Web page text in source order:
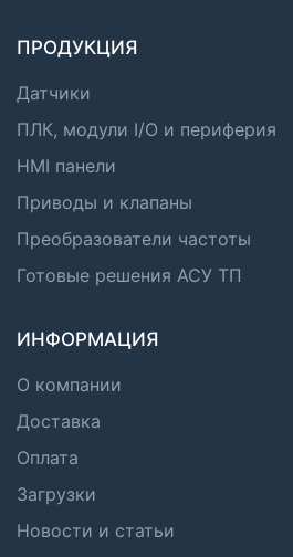
ПРОДУКЦИЯ
Датчики
ПЛК, модули I/O и периферия
HMI панели
Приводы и клапаны
Преобразователи частоты
Готовые решения АСУ ТП
ИНФОРМАЦИЯ
О компании
Доставка
Оплата
Загрузки
Новости и статьи